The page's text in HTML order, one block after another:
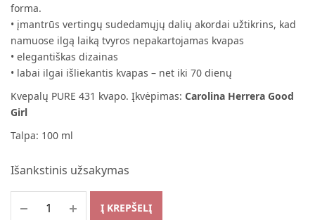
forma.
• įmantrūs vertingų sudedamųjų dalių akordai užtikrins, kad
namuose ilgą laiką tvyros nepakartojamas kvapas
• elegantiškas dizainas
• labai ilgai išliekantis kvapas – net iki 70 dienų
Kvepalų PURE 431 kvapo. Įkvėpimas: Carolina Herrera Good
Girl
Talpa: 100 ml
Išankstinis užsakymas
Į KREPŠELĮ